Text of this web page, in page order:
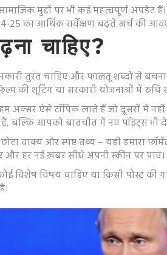
मुद्दों पर भी कई महत्वपूर्ण अपडेट
का आर्थिक सर्वेक्षण बढ़ते खर्च की
चाहिए?
तुरंत चाहिए और फालतू शब्दों से बचना
की शूटिंग या सरकारी योजनाओं में
अक्सर ऐसे टॉपिक लाते हैं जो दूसरों में नहीं
हैं, बल्कि आपको बातचीत में नए पॉइंट्स भी
छोटा वाक्य और स्पष्ट तथ्य – यही
और हर नई ख़बर सीधे अपनी स्क्रीन पर पाएं।
विशेष विषय चाहिए या किसी पोस्ट की